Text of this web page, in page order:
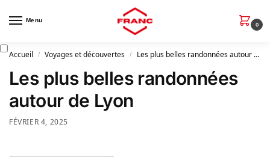
Menu
0
Accueil / Voyages et découvertes / Les plus belles randonnées autour de Lyon
Les plus belles randonnées
autour de Lyon
FÉVRIER 4, 2025